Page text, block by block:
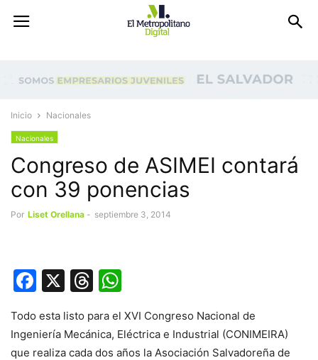
Inicio Nacionales
Nacionales
Congreso de ASIMEI contará
con 39 ponencias
Por Liset Orellana - septiembre 3, 2014
Facebook
X Threads
Todo esta listo para el XVI Congreso Nacional de
Ingeniería Mecánica, Eléctrica e Industrial (CONIMEIRA)
que realiza cada dos años la Asociación Salvadoreña de